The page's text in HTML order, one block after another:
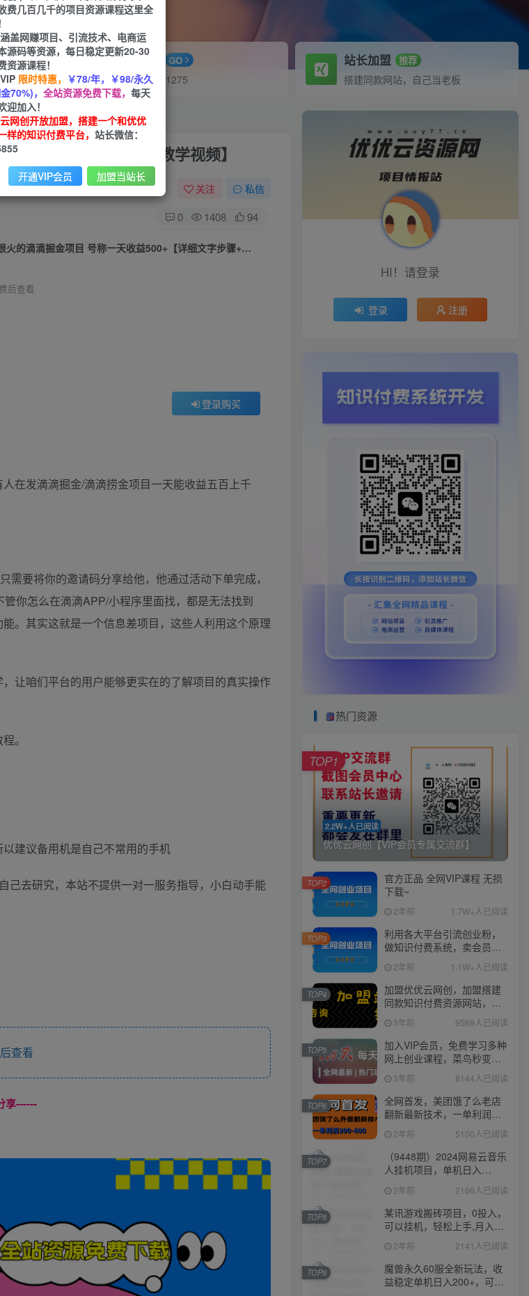
APP下载 GO
站长V：hu91275
站长加盟 推荐
搭建同款网站，自己当老板
【详细文字步骤+教学视频】
关注 私信
0 1408 94
（6048期）外面卖888很火的滴滴掘金项目 号称一天收益500+【详细文字步骤+教学视频】
后查看
登录购买
在发滴滴掘金/滴滴捞金项目一天能收益五百上千
要将你的邀请码分享给他，他通过活动下单完成，
你怎么在滴滴APP/小程序里面找，都是无法找到
。其实这就是一个信息差项目，这些人利用这个原理
让咱们平台的用户能够更实在的了解项目的真实操作
。
建议备用机是自己不常用的手机
己去研究，本站不提供一对一服务指导，小白动手能
查看
享------
HI！请登录
登录 注册
热门资源
2.2W+人已阅读
优优云网创【VIP会员专属交流群】
TOP1
官方正品 全网VIP课程 无损
下载~
2年前 1.7W+人已阅读
TOP2
利用各大平台引流创业粉，
做知识付费系统，卖会员，
卖课程，实现日入几百几千
2年前 1.1W+人已阅读
TOP3
加盟优优云网创，加盟搭建
同款知识付费资源网站，实
现长期稳定被动收入~
3年前 9569人已阅读
TOP4
加入VIP会员，免费学习多种
网上创业课程，菜鸟秒变大
神！
3年前 8144人已阅读
TOP5
全网首发，美团饿了么老店
翻新最新技术，一单利润
300-600
2年前 5100人已阅读
TOP6
（9448期）2024网易云音乐
人挂机项目，单机日入
150+，无脑月入5000+
2年前 2166人已阅读
TOP7
某讯游戏搬砖项目，0投入，
可以挂机，轻松上手,月入
3000+上不封顶
2年前 2141人已阅读
TOP8
魔兽永久60服全新玩法，收
益稳定单机日入200+，可以
TOP9
费几百几千的项目资源课程这里全
盖网赚项目、引流技术、电商运
源码等资源，每日稳定更新20-30
资源课程！
限时特惠， ￥78/年，￥98/永久
70%)， 全站资源免费下载， 每天
迎加入！
网创开放加盟，搭建一个和优优
样的知识付费平台， 站长微信：
开通VIP会员 加盟当站长